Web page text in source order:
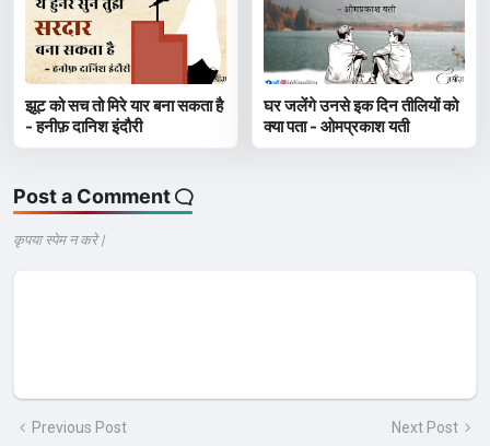
झूट को सच तो मिरे यार बना सकता है
- हनीफ़ दानिश इंदौरी
घर जलेंगे उनसे इक दिन तीलियों को
क्या पता - ओमप्रकाश यती
Post a Comment
कृपया स्पेम न करे |
Previous Post Next Post